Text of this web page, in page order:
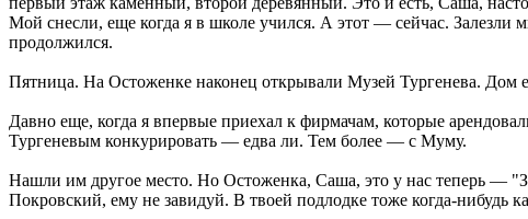
Мой снесли, еще когда я в школе учился. А этот — сейчас.
продолжился.
Пятница. На Остоженке наконец открывали Музей Тургенева. Дом
Давно еще, когда я впервые приехал к фирмачам, которые
Тургеневым конкурировать — едва ли. Тем более — с Муму.
Нашли им другое место. Но Остоженка, Саша, это у нас теперь —
Покровский, ему не завидуй. В твоей подлодке тоже когда-нибудь